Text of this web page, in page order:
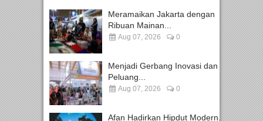
Meramaikan Jakarta dengan
Ribuan Mainan...
Aug 07, 2026 0
Menjadi Gerbang Inovasi dan
Peluang...
Aug 07, 2026 0
Afan Hadirkan Hipdut Modern...